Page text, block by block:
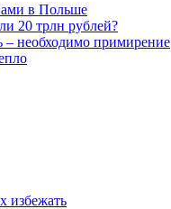
в Польше
20 трлн рублей?
– необходимо примирение
избежать